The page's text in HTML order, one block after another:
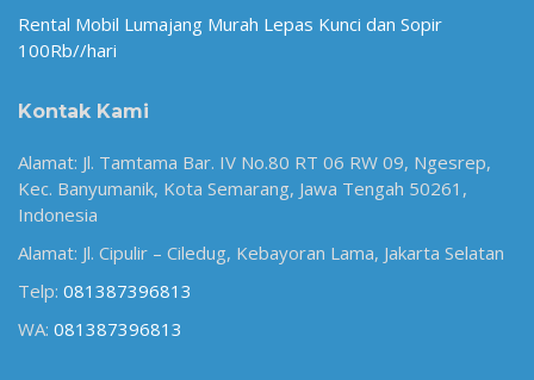
Rental Mobil Lumajang Murah Lepas Kunci dan Sopir
100Rb//hari
Kontak Kami
Alamat: Jl. Tamtama Bar. IV No.80 RT 06 RW 09, Ngesrep,
Kec. Banyumanik, Kota Semarang, Jawa Tengah 50261,
Indonesia
Alamat: Jl. Cipulir – Ciledug, Kebayoran Lama, Jakarta Selatan
Telp: 081387396813
WA: 081387396813